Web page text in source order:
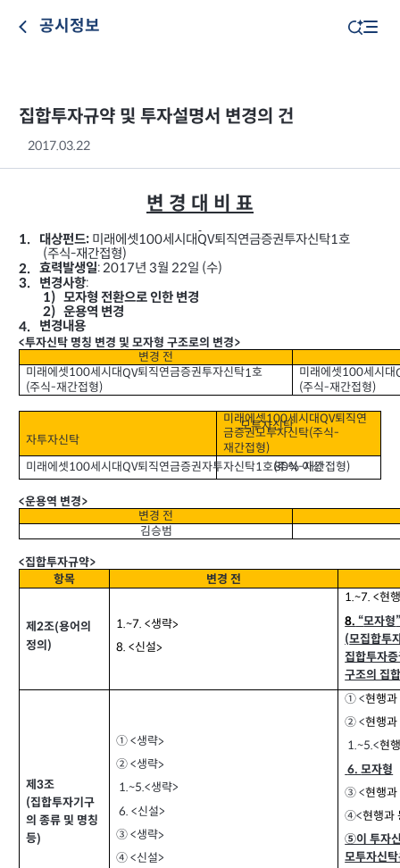
공시정보
집합투자규약 및 투자설명서 변경의 건
2017.03.22
변 경 대 비 표
1. 대상펀드: 미래에셋100세시대QV퇴직연금증권투자신탁1호
(주식-재간접형)
2.
효력발생일: 2017년 3월 22일 (수)
3.
변경사항:
1) 모자형 전환으로 인한 변경
2) 운용역 변경
4.
변경내용
<투자신탁 명칭 변경 및 모자형 구조로의 변경>
변경 전
미래에셋100세시대QV퇴직연금증권투자신탁1호
(주식-재간접형)
미래에셋100세시대
(주식-재간접형)
모투자신탁
자투자신탁
미래에셋100세시대QV퇴직연
금증권모투자신탁(주식-
재간접형)
미래에셋100세시대QV퇴직연금증권자투자신탁1호(주식-재간접형)
80%이상
<운용역 변경>
변경 전
김승범
<집합투자규약>
항목
변경 전
제2조(용어의
정의 )
1.~7. <생략>
8. <신설>
1.~7. <현
8. “모자형
(모집합투
집합투자
구조의 집
제3조
(집합투자기구
의 종류 및 명칭
등)
① <생략>
② <생략>
1.~5.<생략>
6. <신설>
③ <생략>
④<신설>
① <현행과
② <현행과
1.~5.<현
6.모자형
③ <현행과
④<현행과
⑤이 투자
모투자신